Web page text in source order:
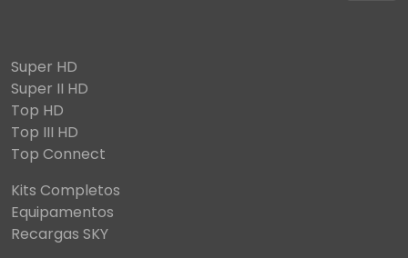
Super HD
Super II HD
Top HD
Top III HD
Top Connect
Kits Completos
Equipamentos
Recargas SKY